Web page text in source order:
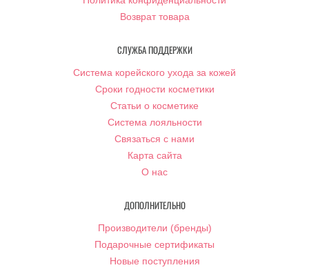
Возврат товара
СЛУЖБА ПОДДЕРЖКИ
Система корейского ухода за кожей
Сроки годности косметики
Статьи о косметике
Система лояльности
Связаться с нами
Карта сайта
О нас
ДОПОЛНИТЕЛЬНО
Производители (бренды)
Подарочные сертификаты
Новые поступления